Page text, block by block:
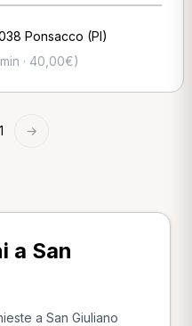
Ponsacco (PI)
· 40,00€)
→
a San
a San Giuliano